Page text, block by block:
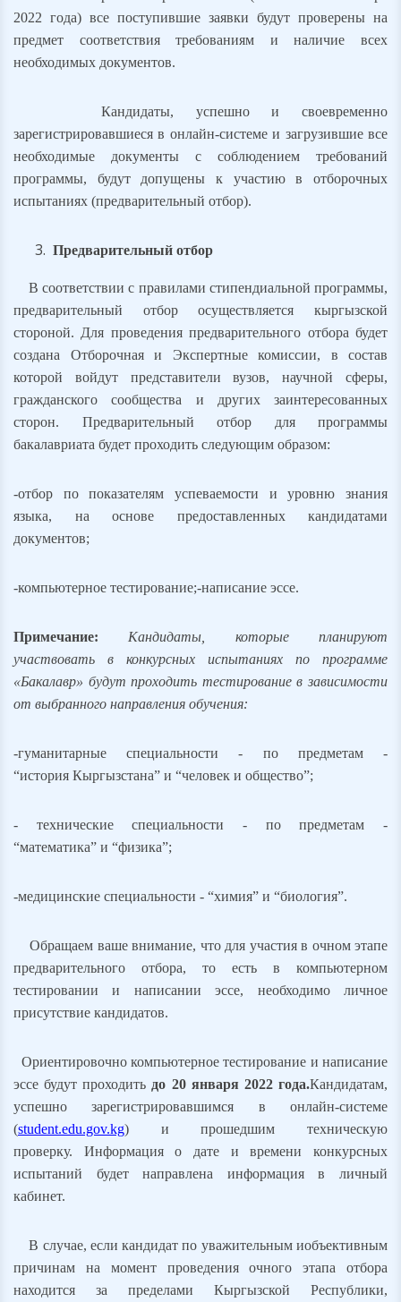
2022 года) все поступившие заявки будут проверены на
предмет соответствия требованиям и наличие всех
необходимых документов.
Кандидаты, успешно и своевременно
зарегистрировавшиеся в онлайн-системе и загрузившие все
необходимые документы с соблюдением требований
программы, будут допущены к участию в отборочных
испытаниях (предварительный отбор).
Предварительный отбор
В соответствии с правилами стипендиальной программы,
предварительный отбор осуществляется кыргызской
стороной. Для проведения предварительного отбора будет
создана Отборочная и Экспертные комиссии, в состав
которой войдут представители
вузов, научной сферы,
гражданского сообщества и других заинтересованных
сторон. Предварительный отбор для программы
бакалавриата будет проходить следующим образом:
-отбор по показателям успеваемости и уровню знания
языка, на основе предоставленных кандидатами
документов;
-компьютерное тестирование;-написание эссе.
Примечание:
Кандидаты, которые планируют
участвовать в конкурсных испытаниях по программе
«Бакалавр» будут проходить тестирование в зависимости
от выбранного направления обучения:
-гуманитарные специальности - по предметам -
“история Кыргызстана” и “человек и общество”;
- технические специальности - по предметам -
“математика” и “физика”;
-медицинские специальности - “химия” и “биология”.
Обращаем ваше внимание, что для участия в очном этапе
предварительного отбора, то есть в компьютерном
тестировании и написании эссе, необходимо личное
присутствие кандидатов.
Ориентировочно компьютерное тестирование и написание
эссе будут проходить до 20 января 2022 года.Кандидатам,
успешно зарегистрировавшимся в онлайн-системе
(student.edu.gov.kg) и прошедшим техническую
проверку. Информация о дате и времени конкурсных
испытаний будет направлена информация в личный
кабинет.
В случае, если кандидат по уважительнымиобъективным
причинам на момент проведения очного этапа отбора
находится за пределами Кыргызской Республики,